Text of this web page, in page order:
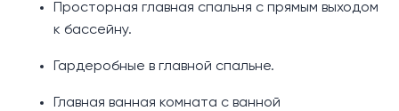
Просторная главная спальня с прямым выходом
к бассейну.
Гардеробные в главной спальне.
Главная ванная комната с ванной